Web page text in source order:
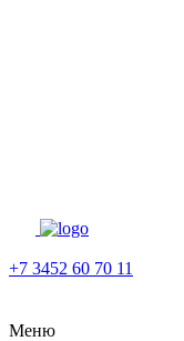
+7 3452 60 70 11
Меню